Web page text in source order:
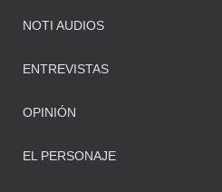
NOTI AUDIOS
ENTREVISTAS
OPINIÓN
EL PERSONAJE